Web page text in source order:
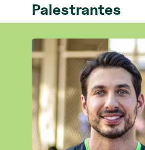
Palestrantes